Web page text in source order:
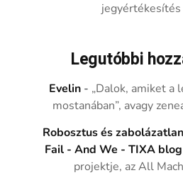
Legutóbbi
Evelin - „Dalok, amiket a
mostanában”, avagy
Robosztus és
Fail - And We - TIXA blog
projektje, az All